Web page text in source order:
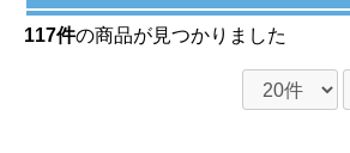
117件の商品が見つかりました